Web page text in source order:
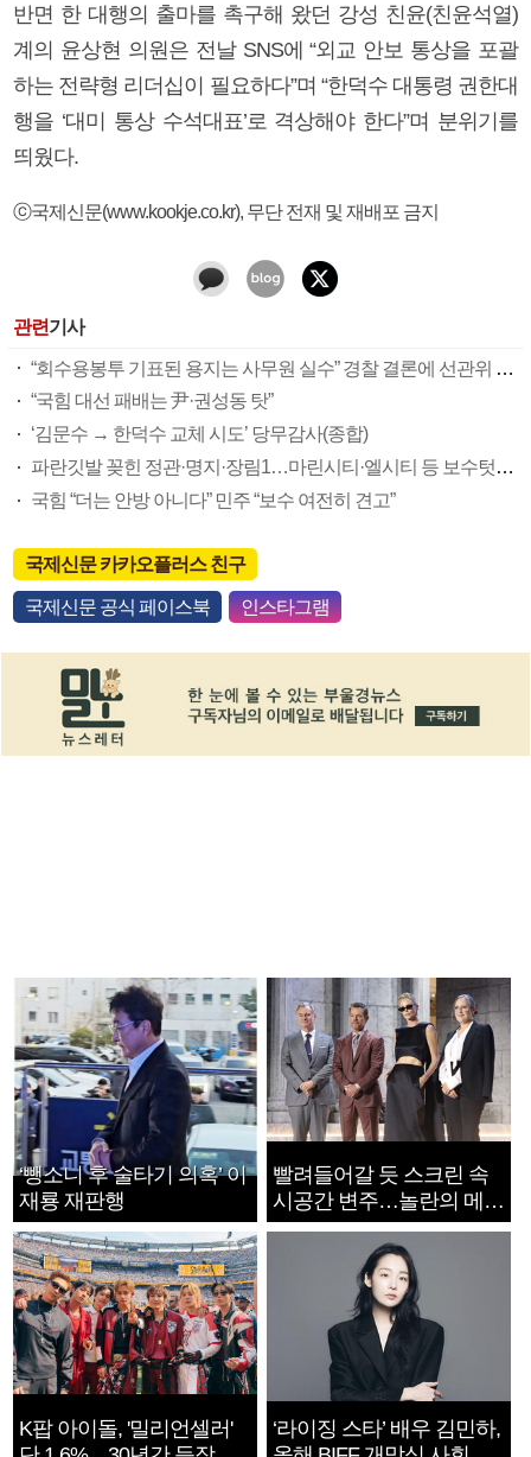
반면 한 대행의 출마를 촉구해 왔던 강성 친윤(친윤석열)
계의 윤상현 의원은 전날 SNS에 “외교 안보 통상을 포괄
하는 전략형 리더십이 필요하다”며 “한덕수 대통령 권한대
행을 ‘대미 통상 수석대표’로 격상해야 한다”며 분위기를
띄웠다.
ⓒ국제신문(www.kookje.co.kr), 무단 전재 및 재배포 금지
관련기사
“회수용봉투 기표된 용지는 사무원 실수” 경찰 결론에 선관위 부실 투표관리 도마(종합)
“국힘 대선 패배는 尹·권성동 탓”
‘김문수 → 한덕수 교체 시도’ 당무감사(종합)
파란깃발 꽂힌 정관·명지·장림1…마린시티·엘시티 등 보수텃밭도 미세변화 감지
국힘 “더는 안방 아니다” 민주 “보수 여전히 견고”
국제신문 카카오플러스 친구
국제신문 공식 페이스북 인스타그램
‘뺑소니 후 술타기 의혹’ 이
재룡 재판행
빨려들어갈 듯 스크린 속
시공간 변주…놀란의 메시
지는 ‘전쟁 속죄’
K팝 아이돌, '밀리언셀러'
‘라이징 스타’ 배우 김민하,